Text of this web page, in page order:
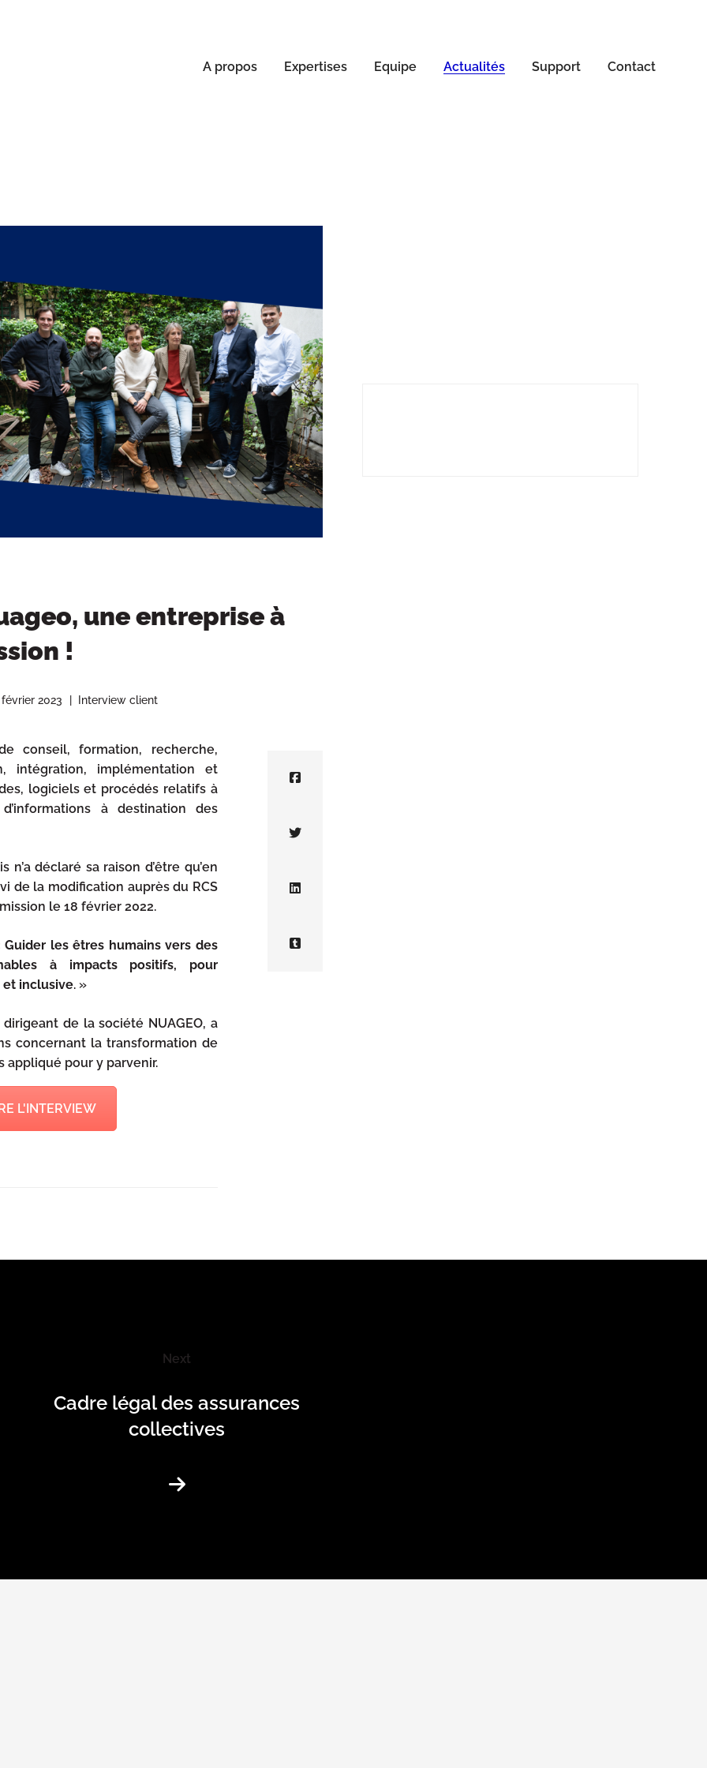
A propos Expertises Equipe Actualités Support Contact
une entreprise à
!
février 2023 Interview client
conseil, formation, recherche,
intégration, implémentation et
logiciels et procédés relatifs à
à destination des
déclaré sa raison d’être qu’en
de la modification auprès du RCS
le 18 février 2022.
Guider les êtres humains vers des
à impacts positifs, pour
et inclusive. »
dirigeant de la société NUAGEO, a
concernant la transformation de
appliqué pour y parvenir.
L'INTERVIEW
Next
Cadre légal des assurances
collectives